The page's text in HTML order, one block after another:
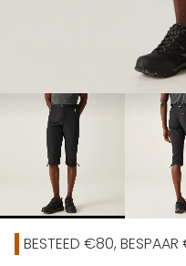
BESTEED €80,